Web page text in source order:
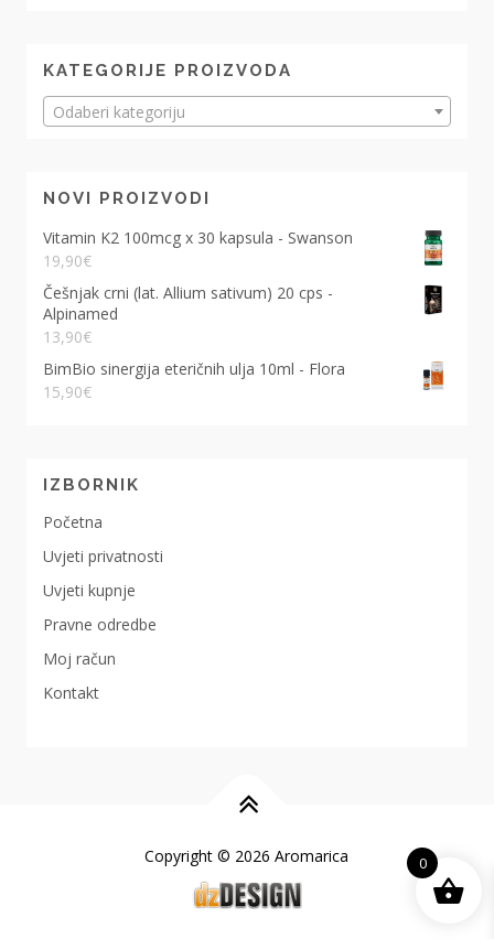
KATEGORIJE PROIZVODA
Odaberi kategoriju
NOVI PROIZVODI
Vitamin K2 100mcg x 30 kapsula - Swanson
19,90€
Češnjak crni (lat. Allium sativum) 20 cps -
Alpinamed
13,90€
BimBio sinergija eteričnih ulja 10ml - Flora
15,90€
IZBORNIK
Početna
Uvjeti privatnosti
Uvjeti kupnje
Pravne odredbe
Moj račun
Kontakt
Copyright © 2026 Aromarica 0